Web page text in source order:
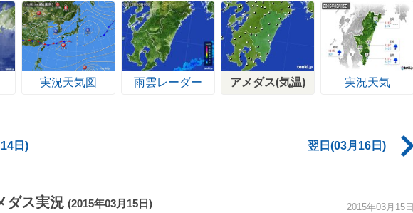
実況天気図 雨雲レーダー アメダス(気温) 実況天気
日) 翌日(03月16日)
ダス実況 (2015年03月15日) 2015年03月15日